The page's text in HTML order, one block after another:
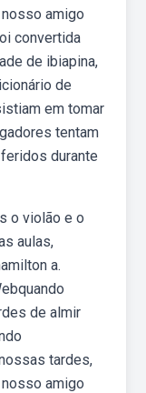
amigo
convertida
de ibiapina,
de
em tomar
tentam
durante
o violão e o
aulas,
a.
de almir
tardes,
amigo